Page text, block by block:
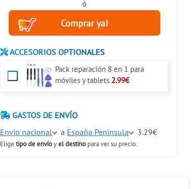
ó
ACCESORIOS OPTIONALES
Pack reparación 8 en 1 para
móviles y tablets 2.99€
GASTOS DE ENVÍO
Envio nacional
a España Peninsula 3.29€
Eligetipo de envíoyel destino para ver su precio.